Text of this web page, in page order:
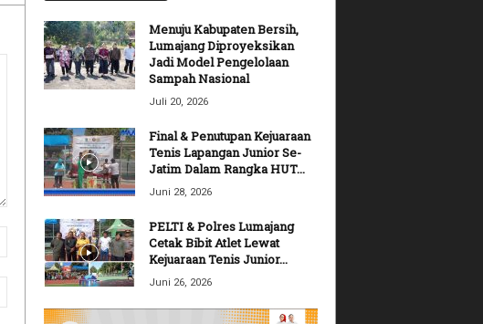
Menuju Kabupaten Bersih,
Lumajang Diproyeksikan
Jadi Model Pengelolaan
Sampah Nasional
Juli 20, 2026
Final & Penutupan Kejuaraan
Tenis Lapangan Junior Se-
Jatim Dalam Rangka HUT...
Juni 28, 2026
PELTI & Polres Lumajang
Cetak Bibit Atlet Lewat
Kejuaraan Tenis Junior...
Juni 26, 2026